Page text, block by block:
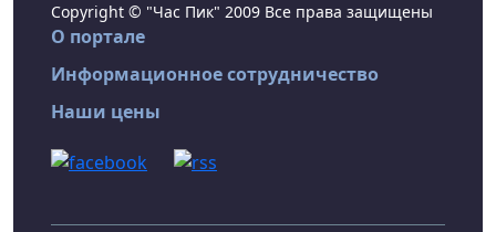
Copyright © "Час Пик" 2009 Все права защищены
О портале
Информационное сотрудничество
Наши цены